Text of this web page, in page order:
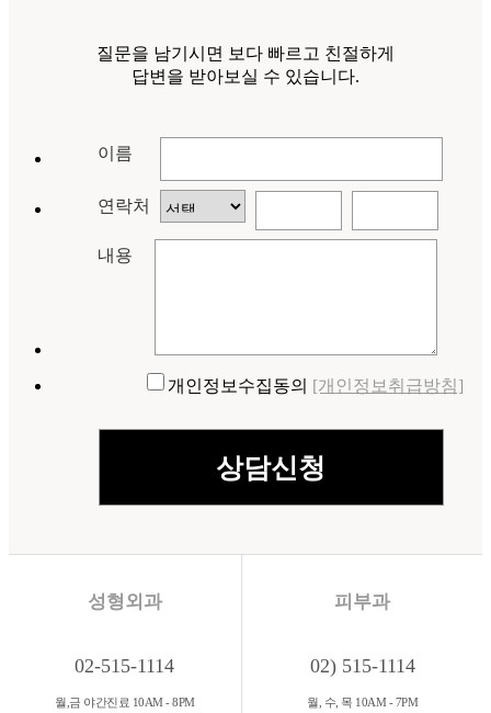
질문을 남기시면 보다 빠르고 친절하게
답변을 받아보실 수 있습니다.
이름
연락처
내용
개인정보수집동의 [개인정보취급방침]
성형외과
02-515-1114
월,금 야간진료 10AM - 8PM
피부과
02) 515-1114
월, 수, 목 10AM - 7PM